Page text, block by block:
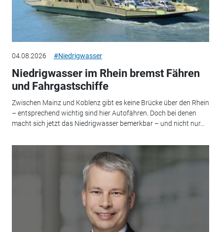
04.08.2026 #Niedrigwasser
Niedrigwasser im Rhein bremst Fähren
und Fahrgastschiffe
Zwischen Mainz und Koblenz gibt es keine Brücke über den Rhein
– entsprechend wichtig sind hier Autofähren. Doch bei denen
macht sich jetzt das Niedrigwasser bemerkbar – und nicht nur...